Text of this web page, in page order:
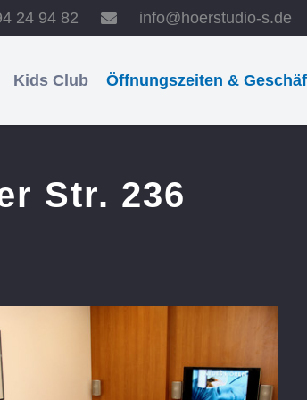
24 94 82 info@hoerstudio-s.de
Kids Club Öffnungszeiten &
Str. 236